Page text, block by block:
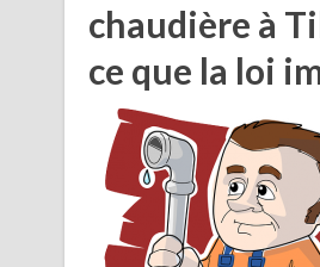
chaudière à
ce que la loi